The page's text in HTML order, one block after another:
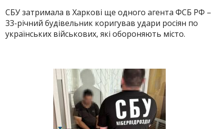
СБУ затримала в Харкові ще одного агента ФСБ РФ –
33-річний будівельник коригував удари росіян по
українських військових, які обороняють місто.